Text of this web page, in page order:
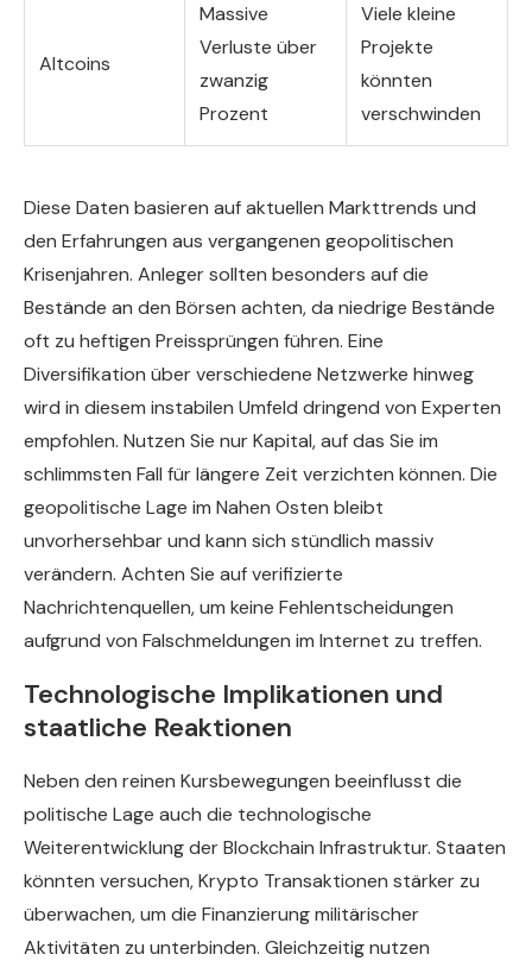
Altcoins
Massive
Verluste über
zwanzig
Prozent
Viele kleine
Projekte
könnten
verschwinden
Diese Daten basieren auf aktuellen Markttrends und
den Erfahrungen aus vergangenen geopolitischen
Krisenjahren. Anleger sollten besonders auf die
Bestände an den Börsen achten, da niedrige Bestände
oft zu heftigen Preissprüngen führen. Eine
Diversifikation über verschiedene Netzwerke hinweg
wird in diesem instabilen Umfeld dringend von Experten
empfohlen. Nutzen Sie nur Kapital, auf das Sie im
schlimmsten Fall für längere Zeit verzichten können. Die
geopolitische Lage im Nahen Osten bleibt
unvorhersehbar und kann sich stündlich massiv
verändern. Achten Sie auf verifizierte
Nachrichtenquellen, um keine Fehlentscheidungen
aufgrund von Falschmeldungen im Internet zu treffen.
Technologische Implikationen und
staatliche Reaktionen
Neben den reinen Kursbewegungen beeinflusst die
politische Lage auch die technologische
Weiterentwicklung der Blockchain Infrastruktur. Staaten
könnten versuchen, Krypto Transaktionen stärker zu
überwachen, um die Finanzierung militärischer
Aktivitäten zu unterbinden. Gleichzeitig nutzen